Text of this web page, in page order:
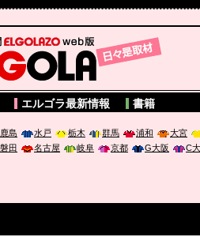
BLOGOLA
エルゴラ最新情報 書籍
鹿島 水戸 栃木 群馬 浦和
大宮
磐田 名古屋 岐阜 京都 G大阪
C